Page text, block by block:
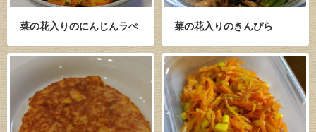
菜の花入りのにんじんラぺ 菜の花入りのきんぴら